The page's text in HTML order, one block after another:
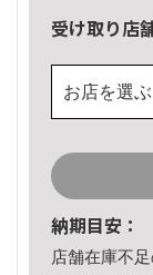
受け取り店
お店を選ぶ
納期目安：
店舗在庫不